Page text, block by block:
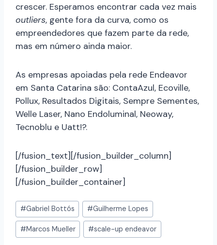
crescer. Esperamos encontrar cada vez mais
outliers, gente fora da curva, como os
empreendedores que fazem parte da rede,
mas em número ainda maior.
As empresas apoiadas pela rede Endeavor
em Santa Catarina são: ContaAzul, Ecoville,
Pollux, Resultados Digitais, Sempre Sementes,
Welle Laser, Nano Endoluminal, Neoway,
Tecnoblu e Uatt!?.
[/fusion_text][/fusion_builder_column]
[/fusion_builder_row]
[/fusion_builder_container]
#Gabriel Bottós #Guilherme Lopes
#Marcos Mueller #scale-up endeavor